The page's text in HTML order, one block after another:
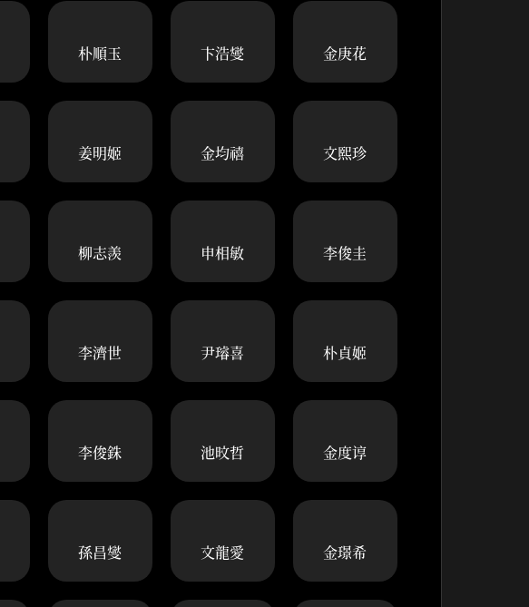
朴順玉 卞浩燮 金庚花
姜明姬 金均禧 文熙珍
柳志羨 申相敏 李俊圭
李濟世 尹璿喜 朴貞姬
李俊銖 池旼哲 金度谆
孫昌燮 文龍愛 金璟希